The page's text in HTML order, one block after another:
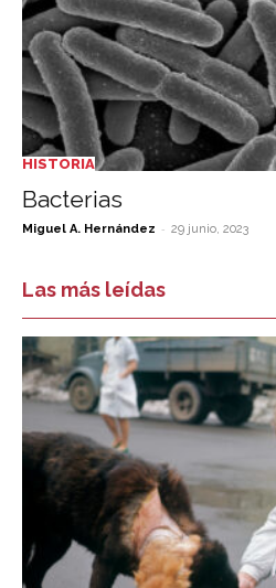
HISTORIA
Bacterias
Miguel A. Hernández - 29 junio, 2023
Las más leídas